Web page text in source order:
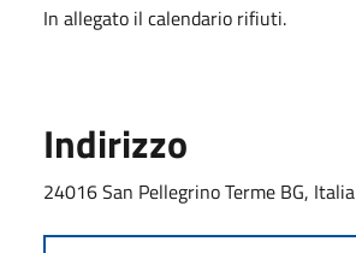
In allegato il calendario rifiuti.
Indirizzo
24016 San Pellegrino Terme BG, Italia